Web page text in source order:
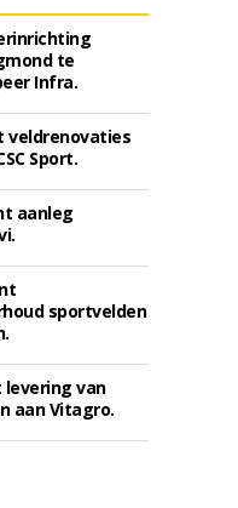
te
Infra.
veldrenovaties
Sport.
aanleg
sportvelden
levering van
aan Vitagro.